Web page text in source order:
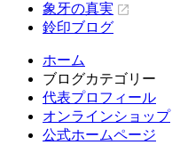
象牙の真実
鈴印ブログ
ホーム
ブログカテゴリー
代表プロフィール
オンラインショップ
公式ホームページ